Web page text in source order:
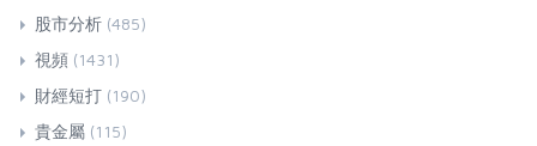
股市分析 (485)
視頻 (1431)
財經短打 (190)
貴金屬 (115)